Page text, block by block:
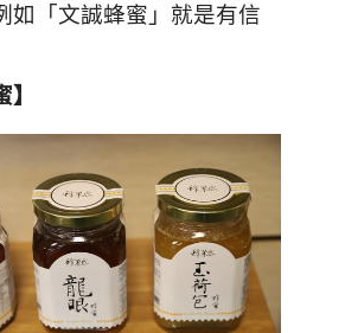
如「文誠蜂蜜」就是有信